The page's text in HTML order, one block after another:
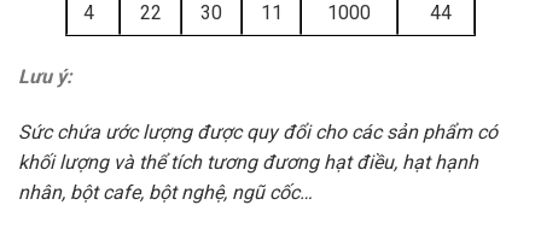
4
22 30 11 1000 44
Lưu ý:
Sức chứa ước lượng được quy đổi cho các sản phẩm có
khối lượng và thể tích tương đương hạt điều, hạt hạnh
nhân, bột cafe, bột nghệ, ngũ cốc…